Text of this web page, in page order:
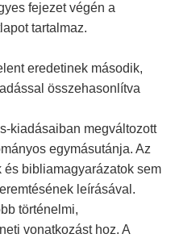
fejezet végén a
tartalmaz.
eredetinek második,
összehasonlítva
kiadásaiban megváltozott
egymásutánja. Az
bibliamagyarázatok sem
leírásával.
történelmi,
vonatkozást hoz. A